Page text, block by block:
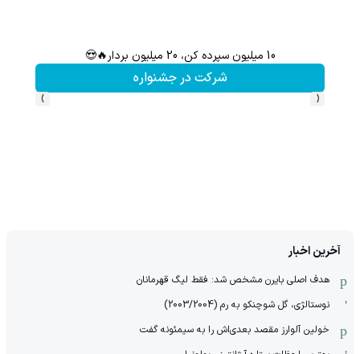
10 میلیون سپرده کن، 20 میلیون بردار🔥😍
شرکت در جشنواره
‹
›
آخرین اخبار
هدف اصلی بایرن مشخص شد: فقط لیگ قهرمانان
نوستالژی، گل شوچنکو به رم (2003/2004)
خولین آلوارز مقصد بعدی‌اش را به سیمئونه گفت